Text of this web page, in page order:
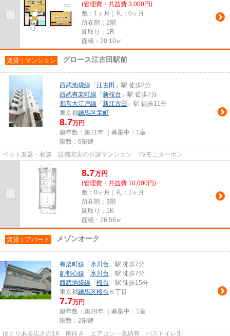
(管理費・共益費 3,000円)
敷：1ヶ月｜礼：0ヶ月
所在階：2階
間取り：1R
面積：20.10㎡
賃貸｜マンション グロース江古田駅前
西武池袋線 「 江古田 」駅 徒歩2分
西武有楽町線 「 新桜台 」駅 徒歩7分
都営大江戸線 「 新江古田 」駅 徒歩11分
東京都練馬区栄町
8.7万円
築年数：築11年 ｜募集中： 1室
階数：6階建
ペット楽器・相談 設備充実の分譲マンション TVモニターホン
8.7万円
(管理費・共益費 10,000円)
敷：0ヶ月｜礼：1ヶ月
所在階：3階
間取り：1K
面積：26.56㎡
賃貸｜アパート メゾンオーク
有楽町線 「 氷川台 」駅 徒歩7分
副都心線 「 氷川台 」駅 徒歩7分
西武池袋線 「 桜台 」駅 徒歩15分
東京都練馬区桜台 ６丁目
7.7万円
築年数：築28年 ｜募集中： 1室
階数：2階建
ゆとりある広さの1K 南向き エアコン・収納有 バストイレ別